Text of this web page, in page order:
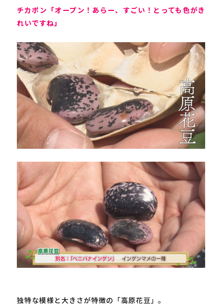
チカポン「オープン！あらー、すごい！とっても色がき
れいですね」
独特な模様と大きさが特徴の「高原花豆」。